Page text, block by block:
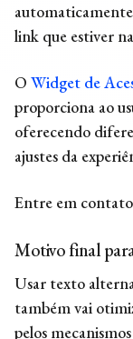
automaticamente
link que estiver
O Widget de
proporciona ao
oferecendo
ajustes da
Entre em contato
Motivo final
Usar texto
também vai
pelos